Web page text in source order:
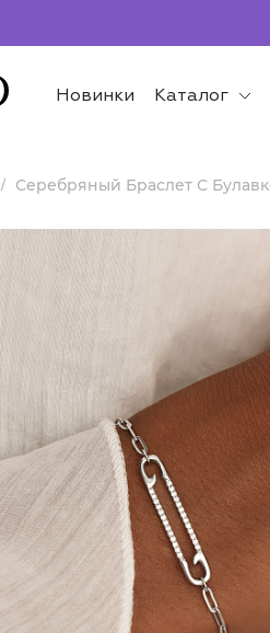
Новинки Каталог
Серебряный Браслет С